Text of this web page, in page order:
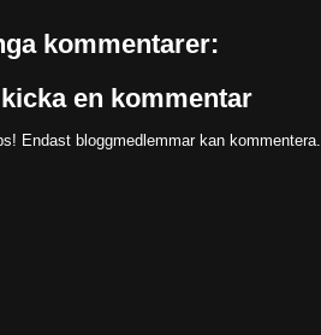
kommentarer:
en kommentar
Endast bloggmedlemmar kan kommentera.